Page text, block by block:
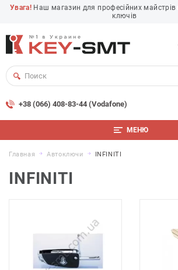
Увага! Наш магазин для професійних
ключів
+38 (066) 408-83-44 (Vodafone)
МЕНЮ
Главная Автоключи INFINITI
INFINITI